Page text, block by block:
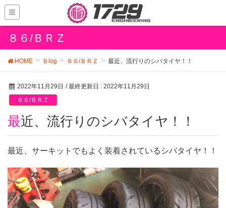
８６/ＢＲＺ
HOME Ｂlog ８６/ＢＲＺ 最近、流行りのシバタイヤ！！
2022年11月29日 / 最終更新日 : 2022年11月29日
８６/ＢＲＺ
最近、流行りのシバタイヤ！！
最近、サーキットでもよく装着されているシバタイヤ！！